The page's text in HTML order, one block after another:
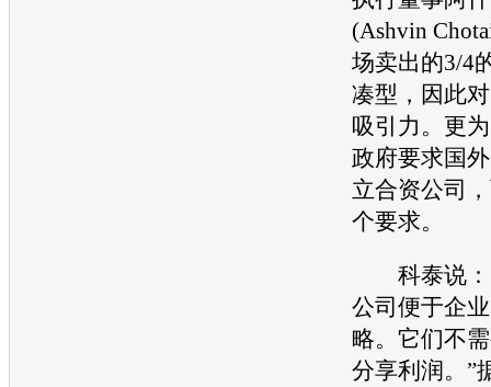
(Ashvin
场卖出的3/4
凑型，因此
吸引力。更
政府要求国
立合资公司
个要求。
科泰说：“
公司便于企
略。它们不
分享利润。”